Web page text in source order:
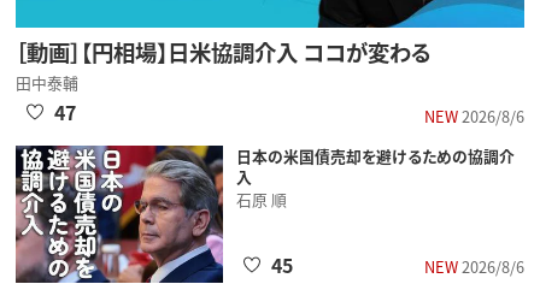
［動画］【円相場】日米協調介入 ココが変わる
田中泰輔
NEW2026/8/6
47
日本の米国債売却を避けるための協調介
入
石原 順
NEW2026/8/6
45